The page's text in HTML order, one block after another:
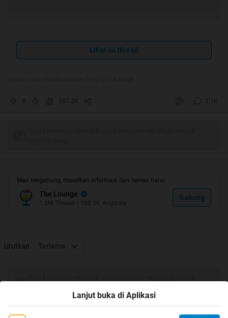
Siapa sih yang ga tau PES ? terutama buat yg cowo apalagi yg
Evolution Soccer atau sering disingkat PES ini jelas udah gak
main PES semua
(pengalaman pribadi)
tapi gak heran , karna memang game ini seru banget , apalagi
Lihat isi thread
0 157.2K 2.1K
Mari bergabung, dapatkan informasi dan teman baru!
The Lounge
1.3M Thread • 108.3K Anggota
Gabung
Urutkan Terlama
Lanjut buka di Aplikasi